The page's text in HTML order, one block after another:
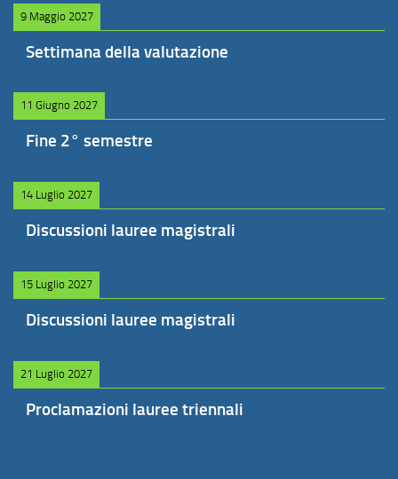
9 Maggio 2027
Settimana della valutazione
11 Giugno 2027
Fine 2° semestre
14 Luglio 2027
Discussioni lauree magistrali
15 Luglio 2027
Discussioni lauree magistrali
21 Luglio 2027
Proclamazioni lauree triennali